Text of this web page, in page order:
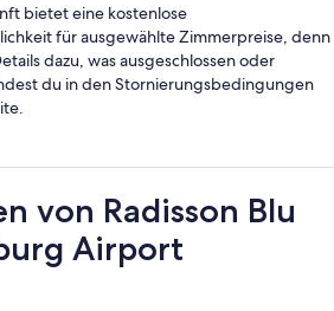
bietet eine kostenlose
für ausgewählte Zimmerpreise, denn
dazu, was ausgeschlossen oder
du in den Stornierungsbedingungen
von Radisson Blu
Airport